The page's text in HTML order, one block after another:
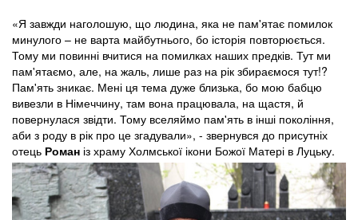
«Я завжди наголошую, що людина, яка не пам'ятає помилок
минулого – не варта майбутнього, бо історія повторюється.
Тому ми повинні вчитися на помилках наших предків. Тут ми
пам'ятаємо, але, на жаль, лише раз на рік збираємося тут!?
Пам'ять зникає. Мені ця тема дуже близька, бо мою бабцю
вивезли в Німеччину, там вона працювала, на щастя, й
повернулася звідти. Тому вселяймо пам'ять в інші покоління,
аби з роду в рік про це згадували», - звернувся до присутніх
отець Роман із храму Холмської ікони Божої Матері в Луцьку.